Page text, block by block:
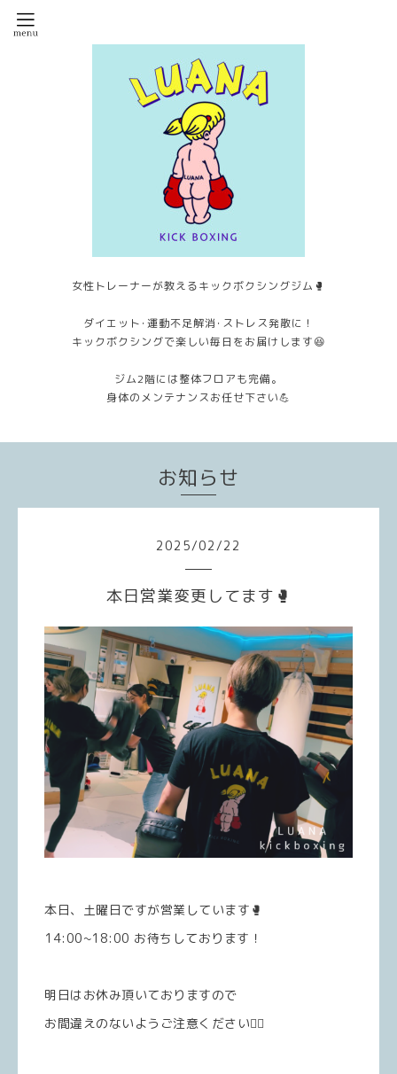
女性トレーナーが教えるキックボクシングジム🥊
ダイエット･運動不足解消･ストレス発散に！
キックボクシングで楽しい毎日をお届けします😆
ジム2階には整体フロアも完備。
身体のメンテナンスお任せ下さい💪
お知らせ
2025/02/22
本日営業変更してます🥊
本日、土曜日ですが営業しています🥊
14:00~18:00 お待ちしております！
明日はお休み頂いておりますので
お間違えのないようご注意ください🙇‍♀️